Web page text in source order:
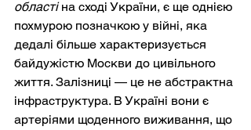
області на сході України, є ще однією
похмурою позначкою у війні, яка
дедалі більше характеризується
байдужістю Москви до цивільного
життя. Залізниці — це не абстрактна
інфраструктура. В Україні вони є
артеріями щоденного виживання, що